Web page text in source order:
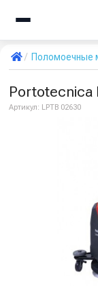
Поломоечные
Portotecnica
Артикул: LPTB 02630